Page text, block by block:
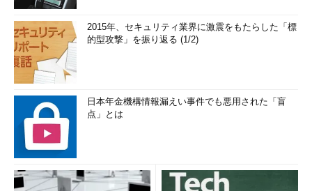
2015年、セキュリティ業界に激震をもたらした「標
的型攻撃」を振り返る (1/2)
日本年金機構情報漏えい事件でも悪用された「盲
点」とは